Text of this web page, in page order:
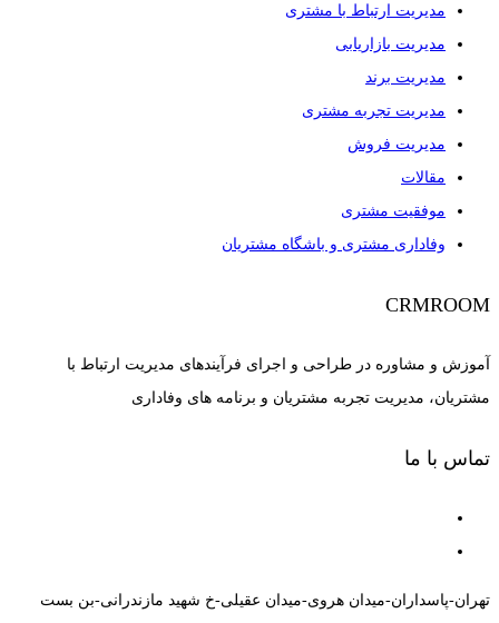
مدیریت ارتباط با مشتری
مدیریت بازاریابی
مدیریت برند
مدیریت تجربه مشتری
مدیریت فروش
مقالات
موفقیت مشتری
وفاداری مشتری و باشگاه مشتریان
CRMROOM
آموزش و مشاوره در طراحی و اجرای فرآیندهای مدیریت ارتباط با
مشتریان، مدیریت تجربه مشتریان و برنامه های وفاداری
تماس با ما
تهران-پاسداران-میدان هروی-میدان عقیلی-خ شهید مازندرانی-بن بست